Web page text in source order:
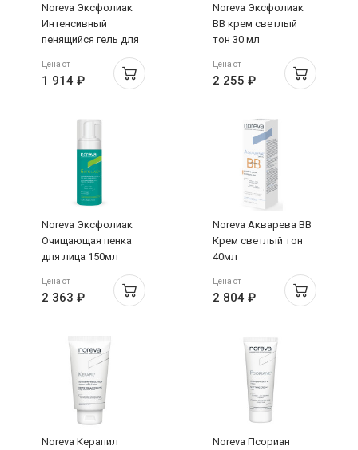
Noreva Эксфолиак
Интенсивный
пенящийся гель для
лица и тела 200мл
Цена от
1 914 ₽
Noreva Эксфолиак
BB крем светлый
тон 30 мл
Цена от
2 255 ₽
Noreva Эксфолиак
Очищающая пенка
для лица 150мл
Цена от
2 363 ₽
Noreva Акварева ВВ
Крем светлый тон
40мл
Цена от
2 804 ₽
Noreva Керапил
Noreva Псориан